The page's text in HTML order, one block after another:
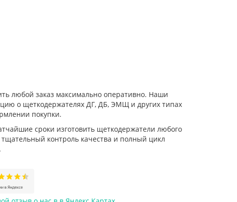
любой заказ максимально оперативно. Наши
о щеткодержателях ДГ, ДБ, ЭМЩ и других типах
покупки.
сроки изготовить щеткодержатели любого
контроль качества и полный цикл